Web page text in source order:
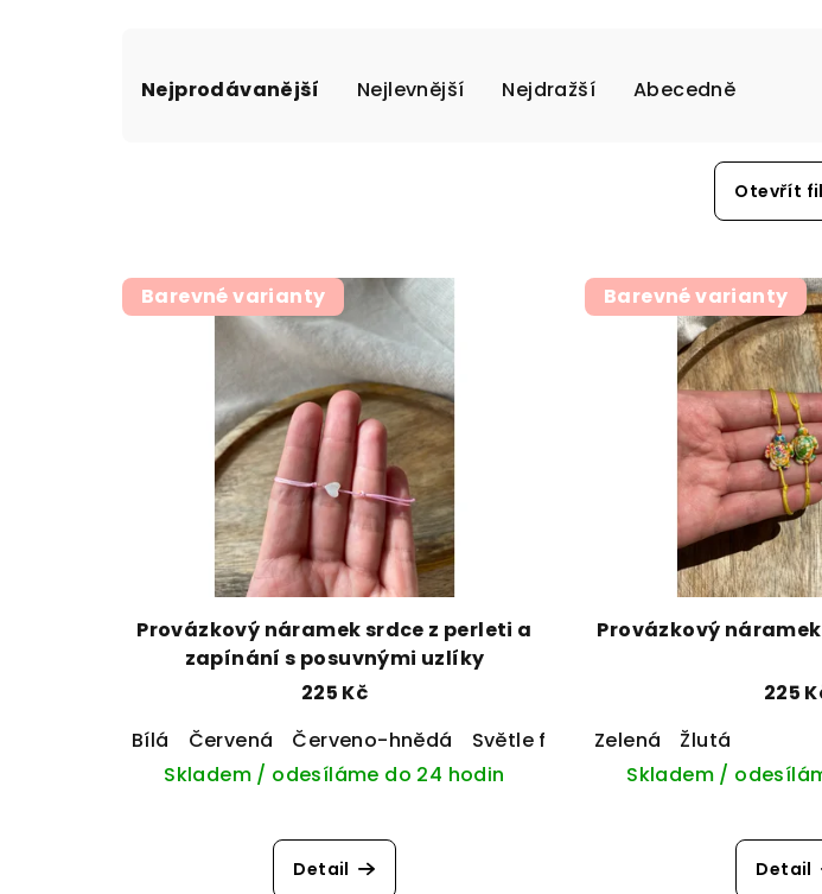
a
í
p
ů
Nejprodávanější Nejlevnější Nejdražší Abecedně
Otevřít
V
ý
d
k
Barevné varianty
Provázkový náramek srdce z perleti a
zapínání s posuvnými uzlíky
225 Kč
Bílá
Červená Červeno-hnědá Světle fialová Tmavě fialová
Skladem / odesíláme do 24 hodin
Detail
Barevné varianty
Provázkový
225
Zelená
Žlutá
Skladem /
Detail